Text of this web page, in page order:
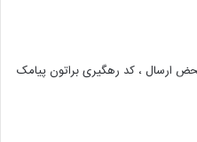
ارسال ، کد رهگیری براتون پیامک